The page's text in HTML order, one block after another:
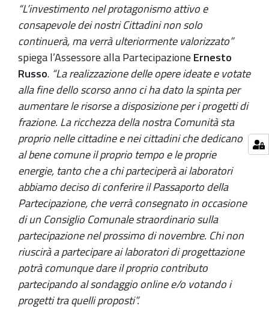
“L’investimento nel protagonismo attivo e
consapevole dei nostri Cittadini non solo
continuerà, ma verrà ulteriormente valorizzato”
spiega l’Assessore alla Partecipazione Ernesto
Russo. “La realizzazione delle opere ideate e votate
alla fine dello scorso anno ci ha dato la spinta per
aumentare le risorse a disposizione per i progetti di
frazione. La ricchezza della nostra Comunità sta
proprio nelle cittadine e nei cittadini che dedicano
al bene comune il proprio tempo e le proprie
energie, tanto che a chi parteciperà ai laboratori
abbiamo deciso di conferire il Passaporto della
Partecipazione, che verrà consegnato in occasione
di un Consiglio Comunale straordinario sulla
partecipazione nel prossimo di novembre. Chi non
riuscirà a partecipare ai laboratori di progettazione
potrà comunque dare il proprio contributo
partecipando al sondaggio online e/o votando i
progetti tra quelli proposti”.